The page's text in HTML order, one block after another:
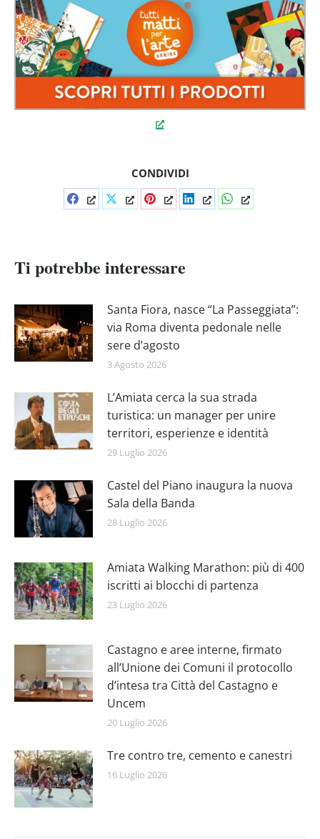
CONDIVIDI
CondividiCondividiCondividiCondividiCondividi
Ti potrebbe interessare
Santa Fiora, nasce “La Passeggiata”:
via Roma diventa pedonale nelle
sere d’agosto
3 Agosto 2026
L’Amiata cerca la sua strada
turistica: un manager per unire
territori, esperienze e identità
29 Luglio 2026
Castel del Piano inaugura la nuova
Sala della Banda
28 Luglio 2026
Amiata Walking Marathon: più di 400
iscritti ai blocchi di partenza
23 Luglio 2026
Castagno e aree interne, firmato
all’Unione dei Comuni il protocollo
d’intesa tra Città del Castagno e
Uncem
20 Luglio 2026
Tre contro tre, cemento e canestri
16 Luglio 2026